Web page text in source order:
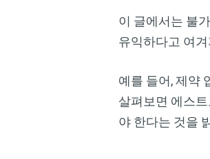
이 글에서는 불
유익하다고 여
예를 들어, 제약
살펴보면 에스
야 한다는 것을